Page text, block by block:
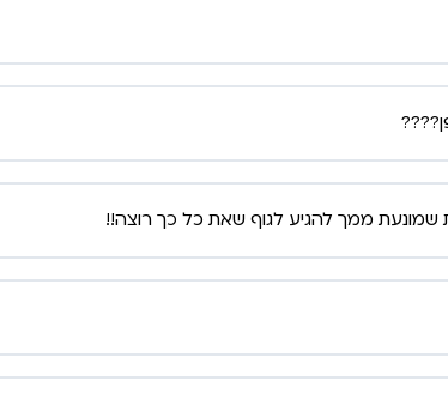
שמונעת ממך להגיע לגוף שאת כל כך רוצה!!